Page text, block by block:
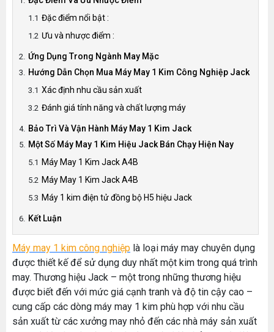
Đặc điểm nổi bật :
Ưu và nhược điểm :
Ứng Dụng Trong Ngành May Mặc
Hướng Dẫn Chọn Mua Máy May 1 Kim Công Nghiệp Jack
Xác định nhu cầu sản xuất
Đánh giá tính năng và chất lượng máy
Bảo Trì Và Vận Hành Máy May 1 Kim Jack
Một Số Máy May 1 Kim Hiệu Jack Bán Chạy Hiện Nay
Máy May 1 Kim Jack A4B
Máy May 1 Kim Jack A4B
Máy 1 kim điện tử đồng bộ H5 hiệu Jack
Kết Luận
Máy may 1 kim công nghiệp là loại máy may chuyên dụng
được thiết kế để sử dụng duy nhất một kim trong quá trình
may. Thương hiệu Jack – một trong những thương hiệu
được biết đến với mức giá cạnh tranh và độ tin cậy cao –
cung cấp các dòng máy may 1 kim phù hợp với nhu cầu
sản xuất từ các xưởng may nhỏ đến các nhà máy sản xuất